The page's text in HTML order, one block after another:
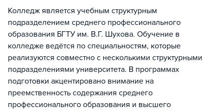
Колледж является учебным структурным
подразделением среднего профессионального
образования БГТУ им. В.Г. Шухова. Обучение в
колледже ведётся по специальностям, которые
реализуются совместно с несколькими структурными
подразделениями университета. В программах
подготовки акцентировано внимание на
преемственность содержания среднего
профессионального образования и высшего